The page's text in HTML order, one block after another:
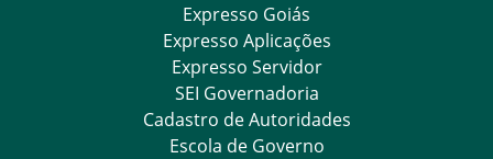
Expresso Goiás
Expresso Aplicações
Expresso Servidor
SEI Governadoria
Cadastro de Autoridades
Escola de Governo